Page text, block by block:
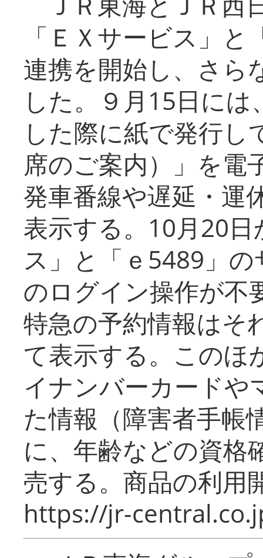
「ＥＸサービス」
連携を開始し、さら
した。９月15日に
した際に紙で発行し
席のご案内）」を電
発車番線や遅延・運
表示する。10月20
ス」と「ｅ5489」
のログイン操作が不
特急の予約情報はそ
て表示する。このほ
イナンバーカードや
た情報（障害者手帳
に、年齢などの資格
売する。商品の利用
https://jr-